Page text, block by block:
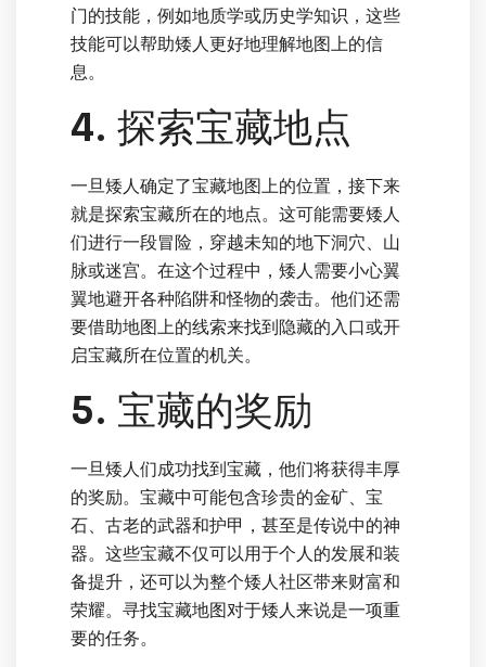
门的技能，例如地质学或历史学知识，这些
技能可以帮助矮人更好地理解地图上的信
息。
4. 探索宝藏地点
一旦矮人确定了宝藏地图上的位置，接下来
就是探索宝藏所在的地点。这可能需要矮人
们进行一段冒险，穿越未知的地下洞穴、山
脉或迷宫。在这个过程中，矮人需要小心翼
翼地避开各种陷阱和怪物的袭击。他们还需
要借助地图上的线索来找到隐藏的入口或开
启宝藏所在位置的机关。
5. 宝藏的奖励
一旦矮人们成功找到宝藏，他们将获得丰厚
的奖励。宝藏中可能包含珍贵的金矿、宝
石、古老的武器和护甲，甚至是传说中的神
器。这些宝藏不仅可以用于个人的发展和装
备提升，还可以为整个矮人社区带来财富和
荣耀。寻找宝藏地图对于矮人来说是一项重
要的任务。